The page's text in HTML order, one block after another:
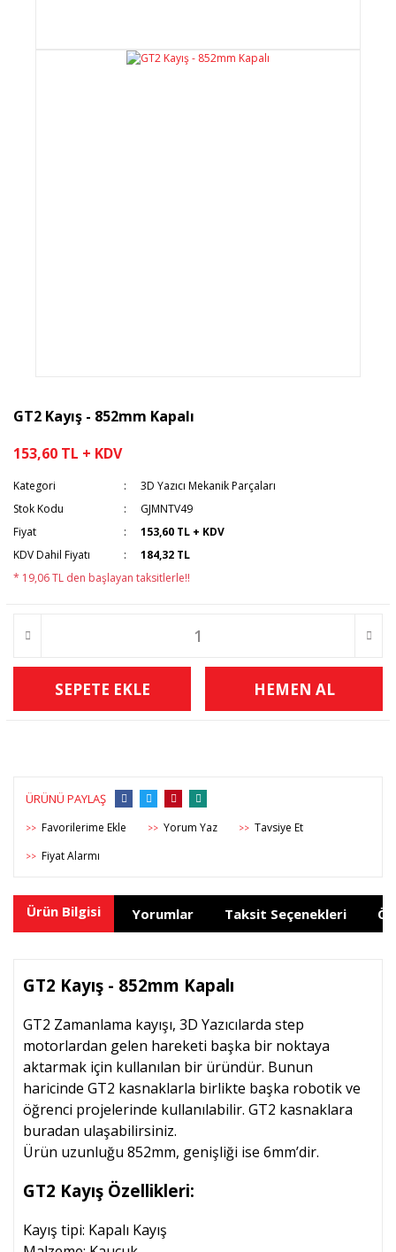
GT2 Kayış - 852mm Kapalı
153,60 TL + KDV
Kategori
3D Yazıcı Mekanik Parçaları
Stok Kodu
GJMNTV49
Fiyat
153,60 TL + KDV
KDV Dahil Fiyatı
184,32 TL
* 19,06 TL den başlayan taksitlerle!!
SEPETE EKLE HEMEN AL
ÜRÜNÜ PAYLAŞ
>> >> Yorum Yaz >> Tavsiye Et
>> Fiyat Alarmı
Ürün Bilgisi Yorumlar Taksit Seçenekleri
GT2 Kayış - 852mm Kapalı
GT2 Zamanlama kayışı, 3D Yazıcılarda step
motorlardan gelen hareketi başka bir noktaya
aktarmak için kullanılan bir üründür. Bunun
haricinde GT2 kasnaklarla birlikte başka robotik ve
öğrenci projelerinde kullanılabilir. GT2 kasnaklara
buradan ulaşabilirsiniz.
Ürün uzunluğu 852mm, genişliği ise 6mm’dir.
GT2 Kayış Özellikleri:
Kayış tipi: Kapalı Kayış